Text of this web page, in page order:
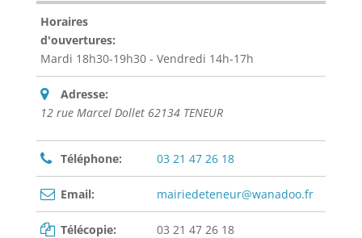
Horaires
d'ouvertures:
Mardi 18h30-19h30 - Vendredi 14h-17h
Adresse:
12 rue Marcel Dollet 62134 TENEUR
Téléphone: 03 21 47 26 18
Email: mairiedeteneur@wanadoo.fr
Télécopie: 03 21 47 26 18